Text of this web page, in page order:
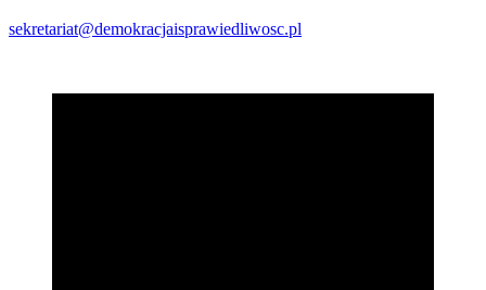
sekretariat@demokracjaisprawiedliwosc.pl